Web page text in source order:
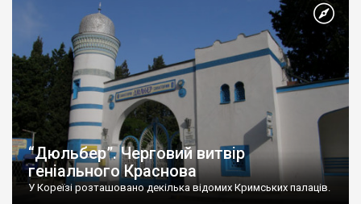
“Дюльбер”. Черговий витвір
геніального Краснова
У Кореїзі розташовано декілька відомих Кримських палаців.